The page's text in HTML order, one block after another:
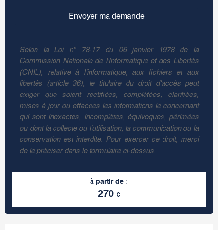
Selon la Loi n° 78-17 du 06 janvier 1978 de la
Commission Nationale de l'Informatique et des Libertés
(CNIL), relative à l'informatique, aux fichiers et aux
libertés (article 36), le titulaire du droit d'accès peut
exiger que soient rectifiées, complétées, clarifiées,
mises à jour ou effacées les informations le concernant
qui sont inexactes, incomplètes, équivoques, périmées
ou dont la collecte ou l'utilisation, la communication ou la
conservation est interdite. Pour exercer ce droit, merci
de le préciser dans le formulaire ci-dessus.
à partir de :
270 €